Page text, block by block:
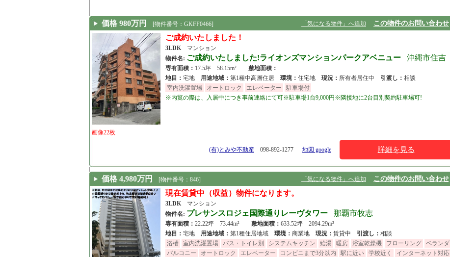
価格 980万円 [物件番号：GKFF0466] 「気になる物件」へ追加 この物件のお問い合わせ
画像22枚
ご成約いたしました！
3LDK マンション
物件名: ご成約いたしました!ライオンズマンションパークアベニュー 沖縄市住吉
専有面積： 17.5坪 58.15m² 敷地面積：
地目： 宅地 用途地域： 第1種中高層住居 環境： 住宅地 現況： 所有者居住中 引渡し： 相談
室内洗濯置場
オートロック エレベーター
駐車場付
※内覧の際は、入居中につき事前連絡にて可※駐車場1台9,000円※隣接地に2台目別契約駐車場可!
詳細を見る
(有)とみや不動産 098-892-1277 地図 google
価格 4,980万円 [物件番号：846] 「気になる物件」へ追加 この物件のお問い合わせ
現在賃貸中（収益）物件になります。
3LDK マンション
物件名: プレサンスロジェ国際通りレーヴタワー 那覇市牧志
専有面積： 22.22坪 73.44m² 敷地面積： 633.52坪 2094.29m²
地目： 宅地 用途地域： 第1種住居地域 環境： 商業地 現況： 賃貸中 引渡し： 相談
浴槽
室内洗濯置場 バス・トイレ別 システムキッチン 給湯 暖房 浴室乾燥機 フローリング
ベランダ
バルコニー
オートロック エレベーター コンビニまで3分以内 駅に近い 学校近く
インターネット対応